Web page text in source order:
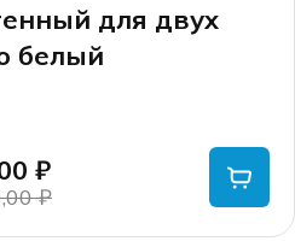
для двух
белый
₽
₽